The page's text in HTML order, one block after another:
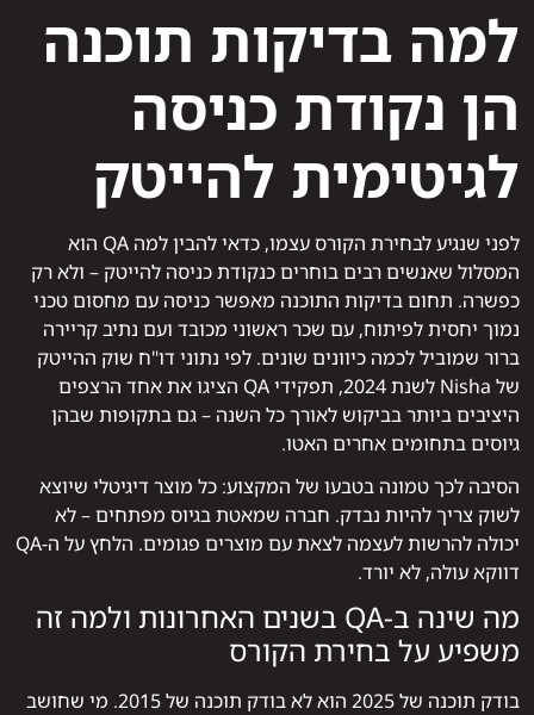
למה בדיקות תוכנה
הן נקודת כניסה
לגיטימית להייטק
לפני שנגיע לבחירת הקורס עצמו, כדאי להבין למה QA הוא
המסלול שאנשים רבים בוחרים כנקודת כניסה להייטק – ולא רק
כפשרה. תחום בדיקות התוכנה מאפשר כניסה עם מחסום טכני
נמוך יחסית לפיתוח, עם שכר ראשוני מכובד ועם נתיב קריירה
ברור שמוביל לכמה כיוונים שונים. לפי נתוני דו"ח שוק ההייטק
של Nisha לשנת 2024, תפקידי QA הציגו את אחד הרצפים
היציבים ביותר בביקוש לאורך כל השנה – גם בתקופות שבהן
גיוסים בתחומים אחרים האטו.
הסיבה לכך טמונה בטבעו של המקצוע: כל מוצר דיגיטלי שיוצא
לשוק צריך להיות נבדק. חברה שמאטת בגיוס מפתחים – לא
יכולה להרשות לעצמה לצאת עם מוצרים פגומים. הלחץ על ה-QA
דווקא עולה, לא יורד.
מה שינה ב-QA בשנים האחרונות ולמה זה
משפיע על בחירת הקורס
בודק תוכנה של 2025 הוא לא בודק תוכנה של 2015. מי שחושב